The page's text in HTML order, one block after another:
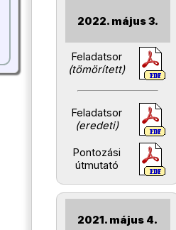
2022. május 3.
Feladatsor
(tömörített)
Feladatsor
(eredeti)
Pontozási
útmutató
2021. május 4.